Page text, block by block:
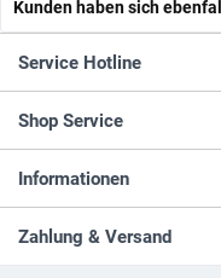
Kunden haben sich
Service Hotline
Shop Service
Informationen
Zahlung & Versand